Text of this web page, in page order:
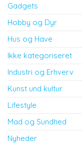
Gadgets
Hobby og Dyr
Hus og Have
Ikke kategoriseret
Industri og Erhverv
Kunst und kultur
Lifestyle
Mad og Sundhed
Nyheder